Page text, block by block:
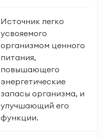
Источник легко
усвояемого
организмом ценного
питания,
повышающего
энергетические
запасы организма, и
улучшающий его
функции.